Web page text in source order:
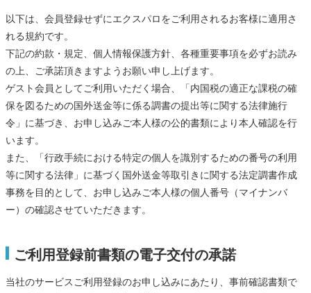
以下は、会員登録せずにエクスパロをご利用されるお客様に適用さ
れる規約です。
下記の約款・規定、個人情報保護方針、各種重要事項を必ずお読み
の上、ご承諾頂きますようお願い申し上げます。
ゲスト会員としてご利用いただく場合、「内国税の適正な課税の確
保を図るための国外送金等に係る調書の提出等に関する法律施行
令」に基づき、お申し込みご本人様の公的書類により本人確認を行
います。
また、「行政手続における特定の個人を識別するための番号の利用
等に関する法律」に基づく国外送金等取引きに関する法定調書作成
事務を目的として、お申し込みご本人様の個人番号（マイナンバ
ー）の確認させていただきます。
ご利用登録前書類の電子交付の承諾
当社のサービスご利用登録のお申し込みにあたり、事前確認書類で